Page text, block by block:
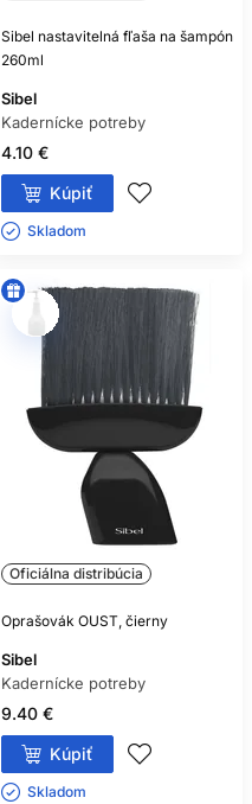
Sibel nastavitelná fľaša na šampón
260ml
Sibel
Kadernícke potreby
4.10 €
Kúpiť
Skladom ㅤ
Oficiálna distribúcia
Oprašovák OUST, čierny
Sibel
Kadernícke potreby
9.40 €
Kúpiť
Skladom ㅤ